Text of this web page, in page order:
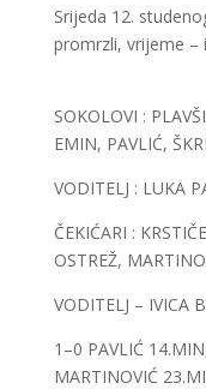
Srijeda 12.
promrzli, vrijeme –
SOKOLOVI :
EMIN, PAVLIĆ,
VODITELJ : LUKA
ČEKIĆARI :
OSTREŽ,
VODITELJ – IVICA
1–0 PAVLIĆ
MARTINOVIĆ